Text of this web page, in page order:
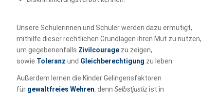
Unsere Schülerinnen und Schüler werden dazu ermutigt,
mithilfe dieser rechtlichen Grundlagen ihren Mut zu nutzen,
um gegebenenfalls Zivilcourage zu zeigen,
sowie Toleranz und Gleichberechtigung zu leben.
Außerdem lernen die Kinder Gelingensfaktoren
für gewaltfreies Wehren, denn Selbstjustizist in